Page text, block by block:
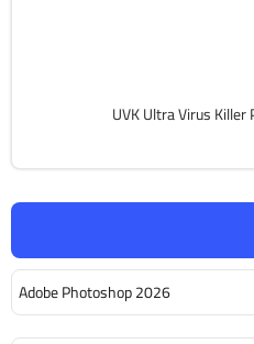
Adobe Photoshop 2026